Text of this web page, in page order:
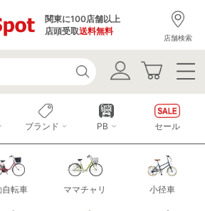
関東に100店舗以上
店頭受取送料無料
店舗検索
自転車 ママチャリ 小径車
ブランド PB セール